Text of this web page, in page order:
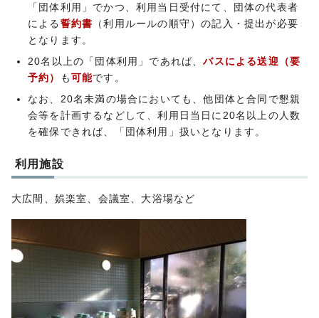
「団体利用」でかつ、利用当日受付にて、団体の代表者
による 誓約書 （利用ルールの順守）の記入・提出が必要
となります。
20名以上の「団体利用」であれば、バスによる送迎（要
予約）
も可能です。
なお、20名未満の場合においても、他団体と合同で懇親
会等を計画するなどして、利用日当日に20名以上の人数
を確保できれば、「団体利用」扱いとなります。
利用施設
大広間、娯楽室、会議室、大浴場など